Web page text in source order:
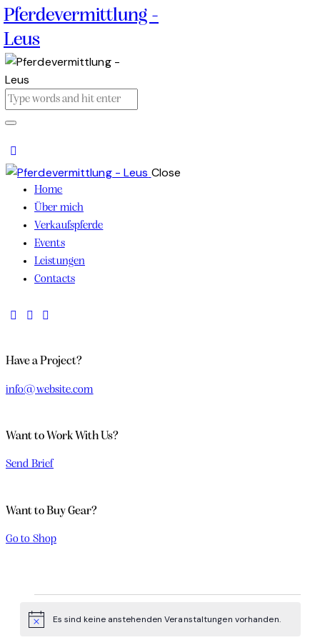
Pferdevermittlung -
Leus
Close
Home
Über mich
Verkaufspferde
Events
Leistungen
Contacts
facebook-
tik-
instagram
Have a Project?
info@website.com
Want to Work With Us?
Send Brief
Want to Buy Gear?
Go to Shop
Veranstaltungen
HinweisEs sind keine anstehenden Veranstaltungen vorhanden.